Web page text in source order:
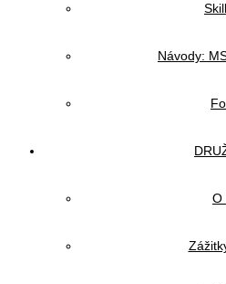
Návody:
O